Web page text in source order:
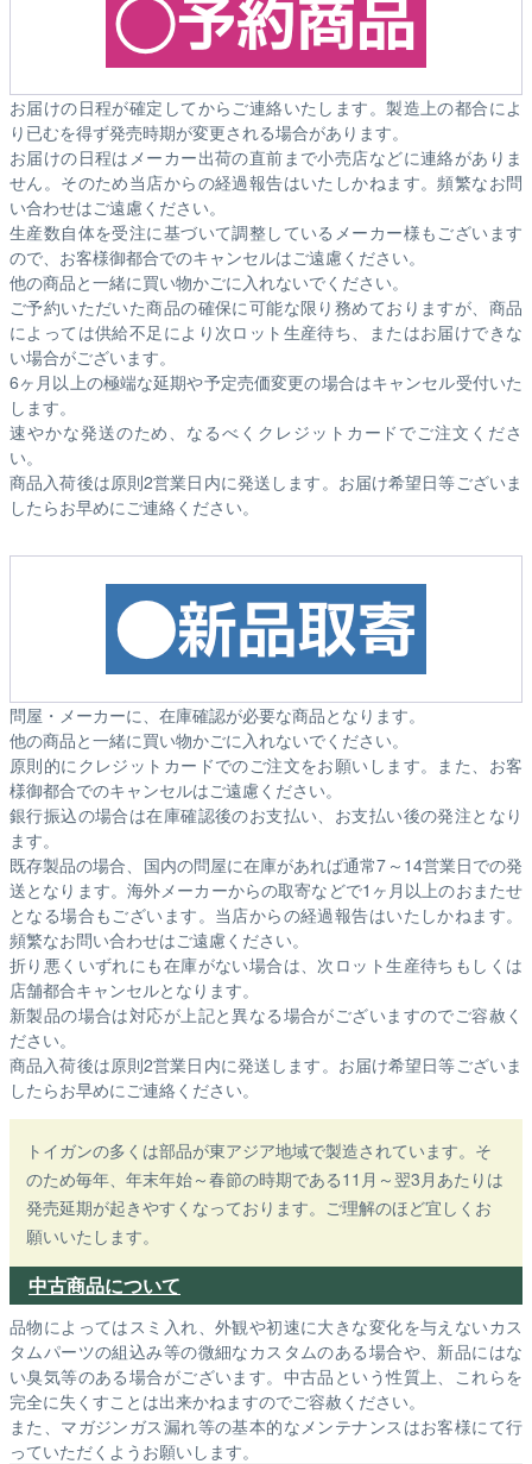
お届けの日程が確定してからご連絡いたします。製造上の都合によ
り已むを得ず発売時期が変更される場合があります。
お届けの日程はメーカー出荷の直前まで小売店などに連絡がありま
せん。そのため当店からの経過報告はいたしかねます。頻繁なお問
い合わせはご遠慮ください。
生産数自体を受注に基づいて調整しているメーカー様もございます
ので、お客様御都合でのキャンセルはご遠慮ください。
他の商品と一緒に買い物かごに入れないでください。
ご予約いただいた商品の確保に可能な限り務めておりますが、商品
によっては供給不足により次ロット生産待ち、またはお届けできな
い場合がございます。
6ヶ月以上の極端な延期や予定売価変更の場合はキャンセル受付いた
します。
速やかな発送のため、なるべくクレジットカードでご注文くださ
い。
商品入荷後は原則2営業日内に発送します。お届け希望日等ございま
したらお早めにご連絡ください。
問屋・メーカーに、在庫確認が必要な商品となります。
他の商品と一緒に買い物かごに入れないでください。
原則的にクレジットカードでのご注文をお願いします。また、お客
様御都合でのキャンセルはご遠慮ください。
銀行振込の場合は在庫確認後のお支払い、お支払い後の発注となり
ます。
既存製品の場合、国内の問屋に在庫があれば通常7～14営業日での発
送となります。海外メーカーからの取寄などで1ヶ月以上のおまたせ
となる場合もございます。 当店からの経過報告はいたしかねます。
頻繁なお問い合わせはご遠慮ください。
折り悪くいずれにも在庫がない場合は、次ロット生産待ちもしくは
店舗都合キャンセルとなります。
新製品の場合は対応が上記と異なる場合がございますのでご容赦く
ださい。
商品入荷後は原則2営業日内に発送します。お届け希望日等ございま
したらお早めにご連絡ください。
トイガンの多くは部品が東アジア地域で製造されています。そ
のため毎年、年末年始～春節の時期である11月～翌3月あたりは
発売延期が起きやすくなっております。ご理解のほど宜しくお
願いいたします。
中古商品について
品物によってはスミ入れ、外観や初速に大きな変化を与えないカス
タムパーツの組込み等の微細なカスタムのある場合や、新品にはな
い臭気等のある場合がございます。中古品という性質上、これらを
完全に失くすことは出来かねますのでご容赦ください。
また、マガジンガス漏れ等の基本的なメンテナンスはお客様にて行
っていただくようお願いします。